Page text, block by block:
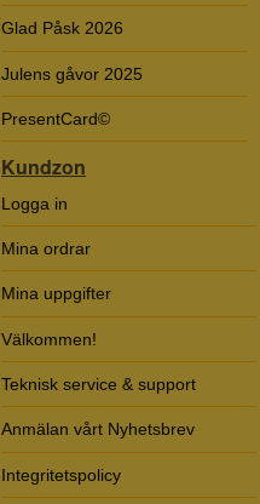
Glad Påsk 2026
Julens gåvor 2025
PresentCard©
Kundzon
Logga in
Mina ordrar
Mina uppgifter
Välkommen!
Teknisk service & support
Anmälan vårt Nyhetsbrev
Integritetspolicy